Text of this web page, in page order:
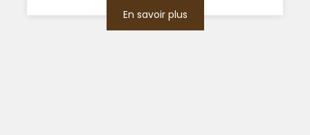
En savoir plus